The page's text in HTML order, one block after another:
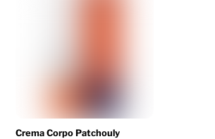
Crema Corpo Patchouly